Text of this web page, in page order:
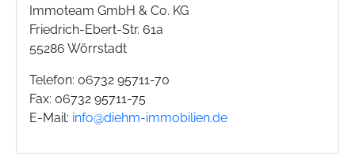
Immoteam GmbH & Co. KG
Friedrich-Ebert-Str. 61a
55286 Wörrstadt
Telefon: 06732 95711-70
Fax: 06732 95711-75
E-Mail: info@diehm-immobilien.de